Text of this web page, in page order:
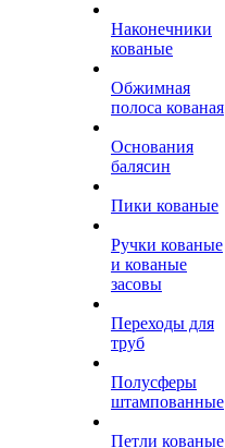
Наконечники
кованые
Обжимная
полоса кованая
Основания
балясин
Пики кованые
Ручки кованые
и кованые
засовы
Переходы для
труб
Полусферы
штампованные
Петли кованые